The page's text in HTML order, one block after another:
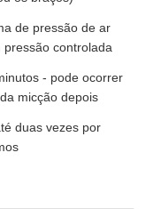
de pressão de ar
controlada
- pode ocorrer
micção depois
duas vezes por